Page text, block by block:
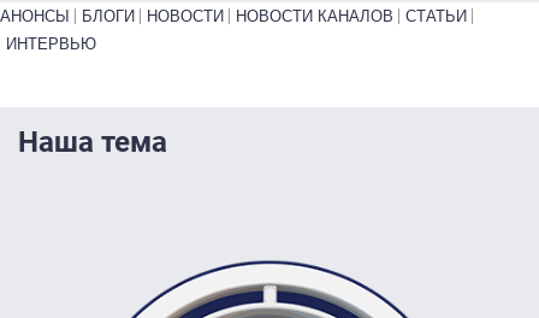
Primary links bottom
АНОНСЫ БЛОГИ НОВОСТИ НОВОСТИ КАНАЛОВ
СТАТЬИ
ИНТЕРВЬЮ
Наша тема